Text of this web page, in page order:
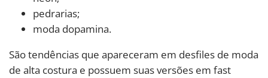
pedrarias;
moda dopamina.
São tendências que apareceram em desfiles de moda
de alta costura e possuem suas versões em fast